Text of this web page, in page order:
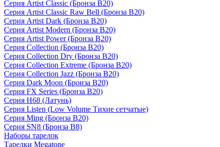
Серия Artist Classic (Бронза B20)
Серия Artist Classic Raw Bell (Бронза B20)
Серия Artist Dark (Бронза B20)
Серия Artist Modern (Бронза B20)
Серия Artist Power (Бронза B20)
Серия Collection (Бронза B20)
Серия Collection Dry (Бронза B20)
Серия Collection Extreme (Бронза B20)
Серия Collection Jazz (Бронза B20)
Серия Dark Moon (Бронза B20)
Серия FX Series (Бронза B20)
Серия H68 (Латунь)
Серия Listen (Low Volume Тихие сетчатые)
Серия Ming (Бронза B20)
Серия SN8 (Бронза B8)
Наборы тарелок
Тарелки Megatone